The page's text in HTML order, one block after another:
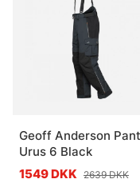
Geoff Anderson
Urus 6 Black
1549 DKK 2639 DKK